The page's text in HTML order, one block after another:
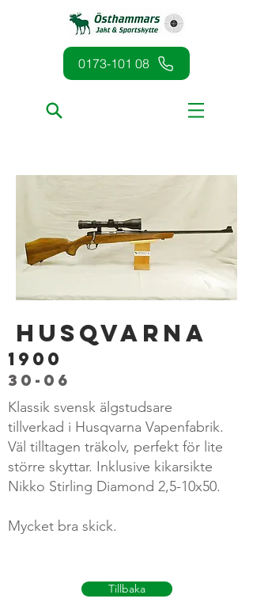
0173-101 08
Husqvarna
1900
30-06
Klassik svensk älgstudsare
tillverkad i Husqvarna Vapenfabrik.
Väl tilltagen träkolv, perfekt för lite
större skyttar. Inklusive kikarsikte
Nikko Stirling Diamond 2,5-10x50.
Mycket bra skick.
Tillbaka